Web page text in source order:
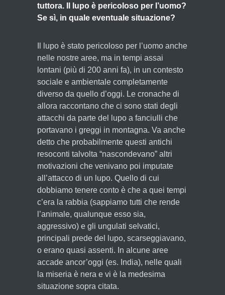
tuttora. Il lupo è pericoloso per l’uomo?
Se sì, in quale eventuale situazione?
Il lupo è stato pericoloso per l’uomo anche
nelle nostre aree, ma in tempi assai
lontani (più di 200 anni fa), in un contesto
sociale e ambientale completamente
diverso da quello d’oggi. Le cronache di
allora raccontano che ci sono stati degli
attacchi da parte del lupo a fanciulli che
portavano i greggi in montagna. Va anche
detto che probabilmente questi antichi
resoconti talvolta “nascondevano” altri
motivazioni che venivano poi imputate
all’attacco di un lupo. Quello di cui
dobbiamo tenere conto è che a quei tempi
c’era la rabbia (sappiamo tutti che rende
l’animale, qualunque esso sia,
aggressivo) e gli ungulati selvatici,
principali prede del lupo, scarseggiavano,
o erano quasi assenti. In alcune aree
accade ancor’oggi (es. India), nelle quali
la miseria è nera e vi è la medesima
situazione sopra citata.